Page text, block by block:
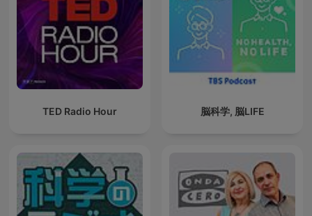
TED Radio Hour 脳科学, 脳LIFE